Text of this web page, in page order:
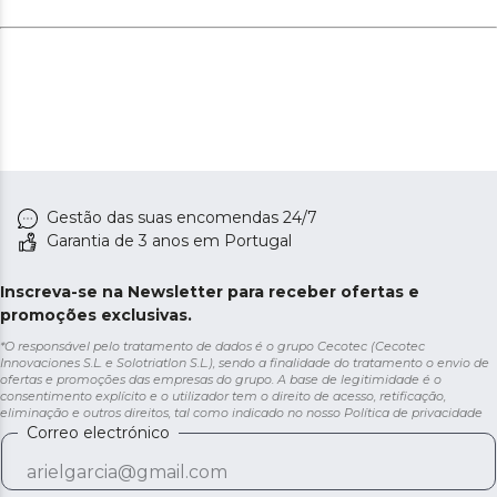
Gestão das suas encomendas 24/7
Garantia de 3 anos em Portugal
Inscreva-se na Newsletter para receber ofertas e
promoções exclusivas.
*O responsável pelo tratamento de dados é o grupo Cecotec (Cecotec
Innovaciones S.L. e Solotriatlon S.L.), sendo a finalidade do tratamento o envio de
ofertas e promoções das empresas do grupo. A base de legitimidade é o
consentimento explícito e o utilizador tem o direito de acesso, retificação,
eliminação e outros direitos, tal como indicado no nosso Política de privacidade
Correo electrónico